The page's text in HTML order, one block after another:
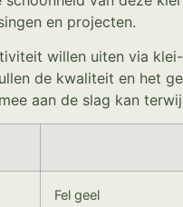
en projecten.
willen uiten via
de kwaliteit en het
aan de slag kan
Fel geel